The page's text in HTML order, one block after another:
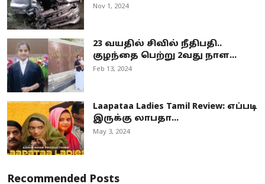
Nov 1, 2024
23 வயதில் சிவில் நீதிபதி..
குழந்தை பெற்று 2வது நாள...
Feb 13, 2024
Laapataa Ladies Tamil Review: எப்படி
இருக்கு லாபதா...
May 3, 2024
Recommended Posts